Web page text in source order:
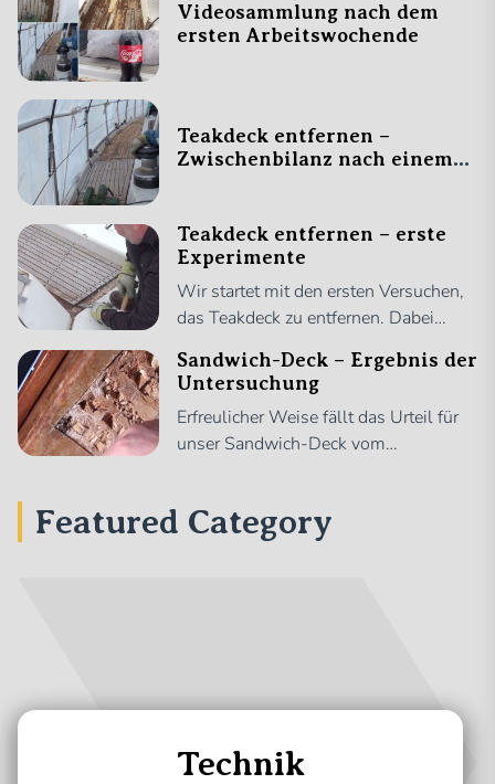
Videosammlung nach dem
ersten Arbeitswochende
Teakdeck entfernen –
Zwischenbilanz nach einem
Teakdeck entfernen – erste
Experimente
Wir startet mit den ersten Versuchen,
das Teakdeck zu entfernen. Dabei
möglich „retten“, also in möglichst
langen Stücken vom GFK lösen, damit
wir sie irgendwie wiederverwenden
können. Wir benutzen dabei den
zu heiß durch die Klebemasse Wir […]
Sandwich-Deck – Ergebnis der
Untersuchung
Erfreulicher Weise fällt das Urteil für
unser Sandwich-Deck vom
Featured Category
Technik